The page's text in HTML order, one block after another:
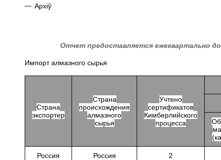
— Архіў
Отчет предоставляется ежеквартально
Импорт алмазного сырья
Страна
экспортер
Страна
происхождения
алмазного
сырья
Учтено
сертификатов
Кимберлийского
процесса
Россия Россия 2